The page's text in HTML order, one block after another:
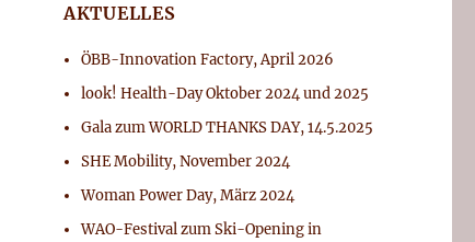
AKTUELLES
ÖBB-Innovation Factory, April 2026
look! Health-Day Oktober 2024 und 2025
Gala zum WORLD THANKS DAY, 14.5.2025
SHE Mobility, November 2024
Woman Power Day, März 2024
WAO-Festival zum Ski-Opening in